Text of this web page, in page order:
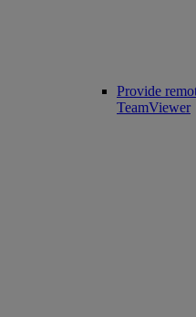
Provide
TeamViewer